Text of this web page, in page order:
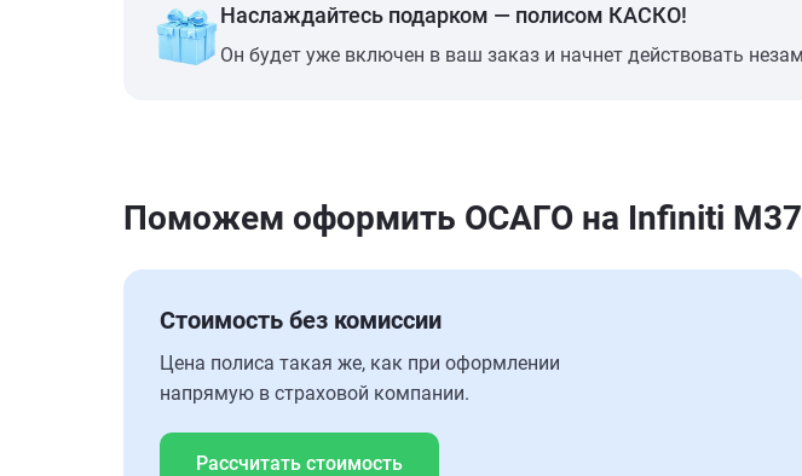
Наслаждайтесь подарком — полисом КАСКО!
Он будет уже включен в ваш заказ и начнет действовать
Поможем оформить ОСАГО на Infiniti
Стоимость без комиссии
Цена полиса такая же, как при оформлении
напрямую в страховой компании.
Рассчитать стоимость